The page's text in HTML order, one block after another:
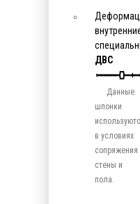
ДВС
Данные
шпонки
в условиях
сопряжения
стены и
пола.